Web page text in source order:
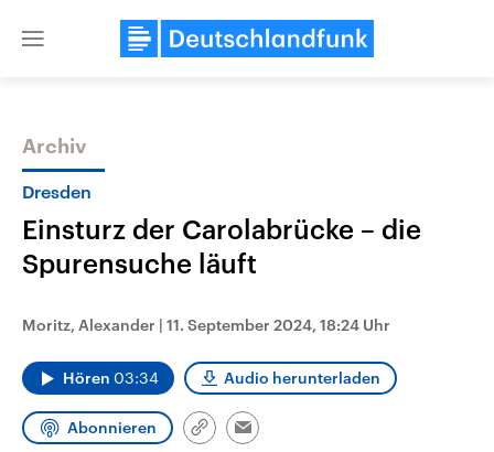
Close
Themen
USA
Hintergründe
Wirtschaftlich und militärisch
Nahostkonflikt
Archiv
Dresden
Einsturz der Carolabrücke – die
Spurensuche läuft
Moritz, Alexander | 11. September 2024, 18:24 Uhr
Hören 03:34 Audio herunterladen
Abonnieren
Link
Email